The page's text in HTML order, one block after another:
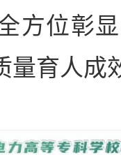
方位彰
量育人成